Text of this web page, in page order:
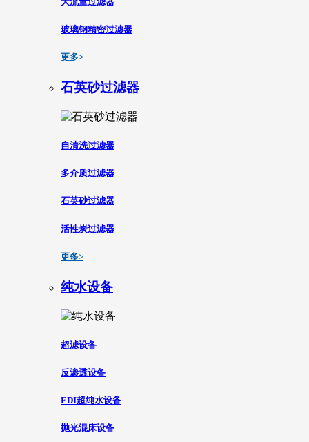
玻璃钢精密过滤器
更多>
石英砂过滤器
自清洗过滤器
多介质过滤器
石英砂过滤器
活性炭过滤器
更多>
纯水设备
超滤设备
反渗透设备
EDI超纯水设备
抛光混床设备